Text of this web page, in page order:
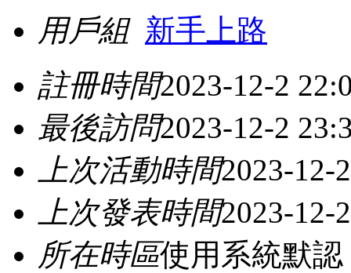
用戶組 新手上路
註冊時間2023-12-2
最後訪問2023-12-2
上次活動時間2023-12-
上次發表時間2023-12-
所在時區使用系統默認